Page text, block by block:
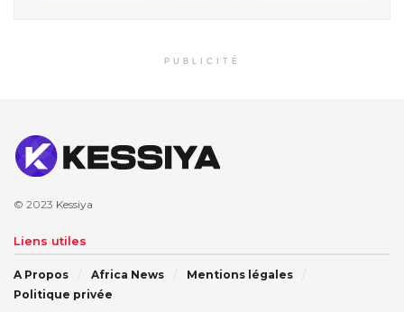
PUBLICITÉ
© 2023 Kessiya
Liens utiles
A Propos Africa News
Mentions légales
Politique privée